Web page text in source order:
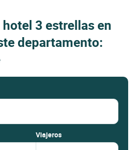
3 estrellas en
departamento:
Viajeros